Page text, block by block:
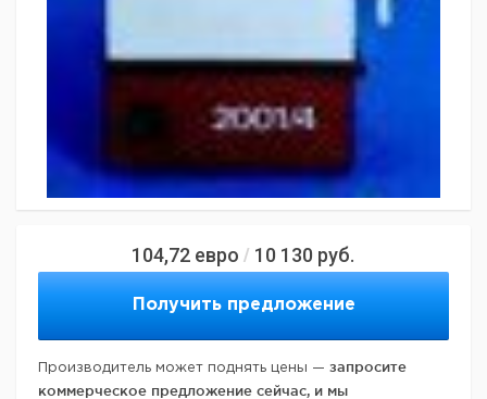
104,72 евро / 10 130 руб.
Получить предложение
Производитель может поднять цены — запросите
коммерческое предложение сейчас, и мы